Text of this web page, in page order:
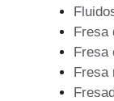
Fresa
Fresa
Fresa